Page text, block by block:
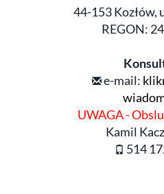
44-153 Kozłów,
REGON:
e-mail:
UWAGA -
Kamil
514